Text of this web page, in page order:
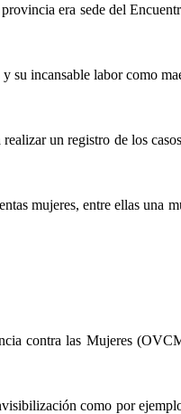
era sede del
su incansable labor como
un registro de los
mujeres, entre ellas una
contra las Mujeres
como por